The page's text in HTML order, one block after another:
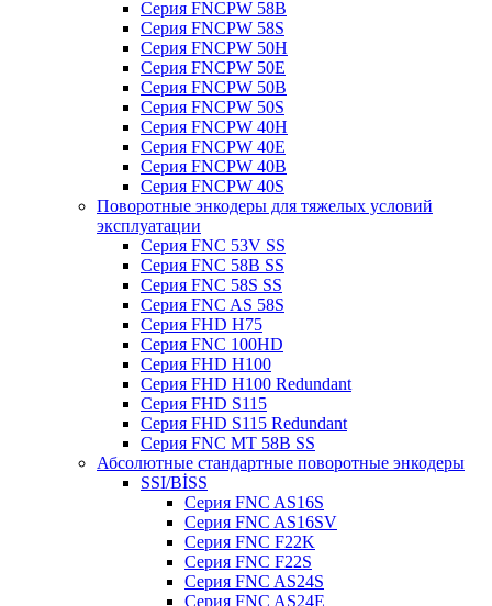
Серия FNCPW 58B
Серия FNCPW 58S
Серия FNCPW 50H
Серия FNCPW 50E
Серия FNCPW 50B
Серия FNCPW 50S
Серия FNCPW 40H
Серия FNCPW 40E
Серия FNCPW 40B
Серия FNCPW 40S
Поворотные энкодеры для тяжелых условий
эксплуатации
Серия FNC 53V SS
Серия FNC 58B SS
Серия FNC 58S SS
Серия FNC AS 58S
Серия FHD H75
Серия FNC 100HD
Серия FHD H100
Серия FHD H100 Redundant
Серия FHD S115
Серия FHD S115 Redundant
Серия FNC MT 58B SS
Абсолютные стандартные поворотные энкодеры
SSI/BİSS
Серия FNC AS16S
Серия FNC AS16SV
Серия FNC F22K
Серия FNC F22S
Серия FNC AS24S
Серия FNC AS24E